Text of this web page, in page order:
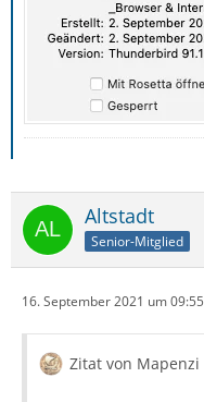
Altstadt
Senior-Mitglied
16. September 2021 um 09:55
Zitat von Mapenzi